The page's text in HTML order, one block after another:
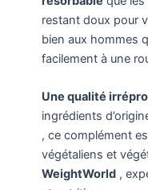
restant doux pour
bien aux hommes
facilement à une
Une qualité
ingrédients
, ce complément
végétaliens et
WeightWorld,